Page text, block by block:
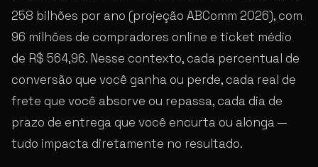
258 bilhões por ano (projeção ABComm 2026), com
96 milhões de compradores online e ticket médio
de R$ 564,96. Nesse contexto, cada percentual de
conversão que você ganha ou perde, cada real de
frete que você absorve ou repassa, cada dia de
prazo de entrega que você encurta ou alonga —
tudo impacta diretamente no resultado.